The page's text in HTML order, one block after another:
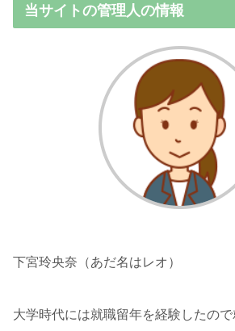
当サイトの管理人の情報
下宮玲央奈（あだ名はレオ）
大学時代には就職留年を経験したの